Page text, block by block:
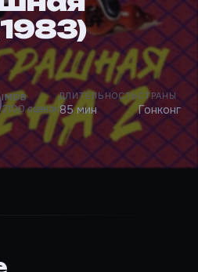
IMDB
2100 оценок
ДЛИТЕЛЬНОСТЬ
85 мин
СТРАНЫ
Гонконг